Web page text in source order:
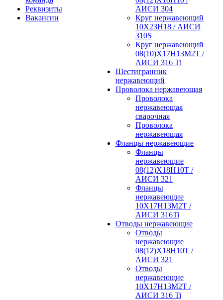
Реквизиты
Вакансии
АИСИ 304
Круг нержавеющий
10Х23Н18 / АИСИ
310S
Круг нержавеющий
08(10)Х17Н13М2Т /
АИСИ 316 Тi
Шестигранник
нержавеющий
Проволока нержавеющая
Проволока
нержавеющая
сварочная
Проволока
нержавеющая
Фланцы нержавеющие
Фланцы
нержавеющие
08(12)Х18Н10Т /
АИСИ 321
Фланцы
нержавеющие
10Х17Н13М2Т /
АИСИ 316Ti
Отводы нержавеющие
Отводы
нержавеющие
08(12)Х18Н10Т /
АИСИ 321
Отводы
нержавеющие
10Х17Н13М2Т /
АИСИ 316 Ti